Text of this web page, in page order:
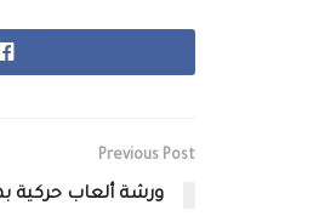
Previous Post
ورشة ألعاب حركية